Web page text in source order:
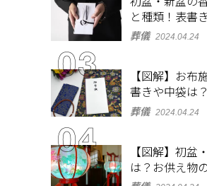
と種類！表書
方、お札の入れ
葬儀 2024.04.24
【図解】お布
書きや中袋は
ナーとよくあ
葬儀 2024.04.24
【図解】初盆
は？お供え物
ごとの違いを解